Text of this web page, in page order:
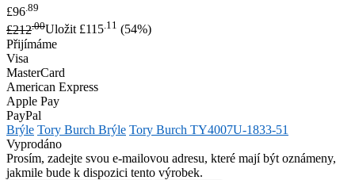
£96 .89
£212.00Uložit £115.11 (54%)
Přijímáme
Visa
MasterCard
American Express
Apple Pay
PayPal
Brýle Tory Burch Brýle Tory Burch TY4007U-1833-51
Vyprodáno
Prosím, zadejte svou e-mailovou adresu, které mají být oznámeny,
jakmile bude k dispozici tento výrobek.